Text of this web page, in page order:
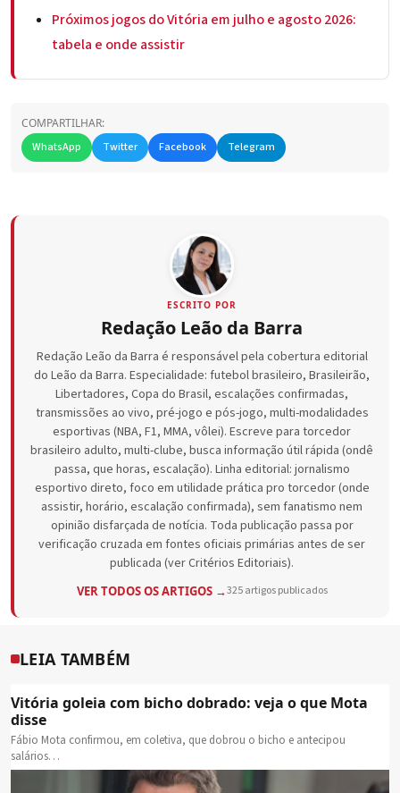
Próximos jogos do Vitória em julho e agosto 2026:
tabela e onde assistir
COMPARTILHAR:
WhatsApp
Twitter Facebook Telegram
ESCRITO POR
Redação Leão da Barra
Redação Leão da Barra é responsável pela cobertura editorial
do Leão da Barra. Especialidade: futebol brasileiro, Brasileirão,
Libertadores, Copa do Brasil, escalações confirmadas,
transmissões ao vivo, pré-jogo e pós-jogo, multi-modalidades
esportivas (NBA, F1, MMA, vôlei). Escreve para torcedor
brasileiro adulto, multi-clube, busca informação útil rápida (ondê
passa, que horas, escalação). Linha editorial: jornalismo
esportivo direto, foco em utilidade prática pro torcedor (onde
assistir, horário, escalação confirmada), sem fanatismo nem
opinião disfarçada de notícia. Toda publicação passa por
verificação cruzada em fontes oficiais primárias antes de ser
publicada (ver Critérios Editoriais).
VER TODOS OS ARTIGOS →325 artigos publicados
LEIA TAMBÉM
Vitória goleia com bicho dobrado: veja o que Mota
disse
Fábio Mota confirmou, em coletiva, que dobrou o bicho e antecipou
salários…